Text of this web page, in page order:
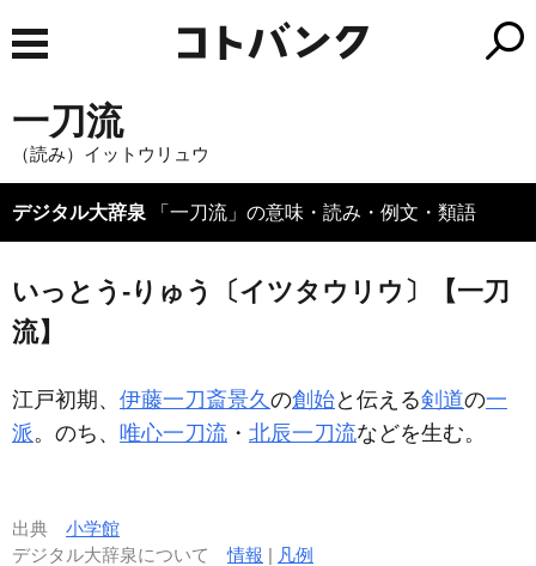
一刀流
（読み）イットウリュウ
デジタル大辞泉 「一刀流」の意味・読み・例文・類語
いっとう‐りゅう〔イツタウリウ〕【一刀
流】
江戸初期、 伊藤一刀斎景久の創始と伝える剣道の一
派。のち、 唯心一刀流 ・ 北辰一刀流などを生む。
出典 小学館
デジタル大辞泉について情報 | 凡例